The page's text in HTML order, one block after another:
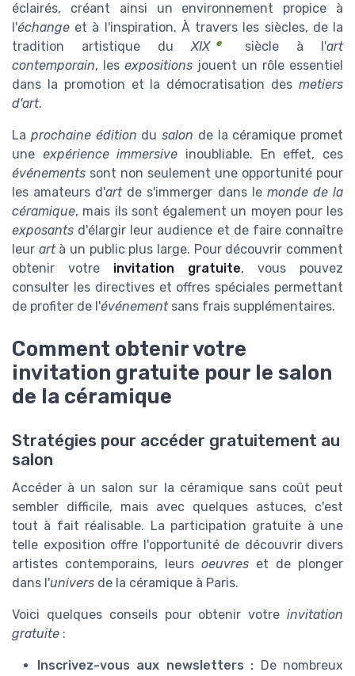
éclairés, créant ainsi un environnement propice à
l'échange et à l'inspiration. À travers les siècles, de la
tradition artistique duXIX e siècle à l'art
contemporain, les expositions jouent un rôle essentiel
dans la promotion et la démocratisation des metiers
d'art.
La prochaine édition du salon de la céramique promet
une expérience immersive inoubliable. En effet, ces
événements sont non seulement une opportunité pour
les amateurs d'artde s'immerger dans le monde de la
céramique, mais ils sont également un moyen pour les
exposants d'élargir leur audience et de faire connaître
leur artà un public plus large. Pour découvrir comment
obtenir votre invitation gratuite, vous pouvez
consulter les directives et offres spéciales permettant
de profiter de l'événementsans frais supplémentaires.
Comment obtenir votre
invitation gratuite pour le salon
de la céramique
Stratégies pour accéder gratuitement au
salon
Accéder à un salon sur la céramique sans coût peut
sembler difficile, mais avec quelques astuces, c'est
tout à fait réalisable. La participation gratuite à une
telle exposition offre l'opportunité de découvrir divers
artistes contemporains, leurs oeuvres et de plonger
dans l'univers de la céramique à Paris.
Voici quelques conseils pour obtenir votre invitation
gratuite :
Inscrivez-vous aux newsletters : De nombreux